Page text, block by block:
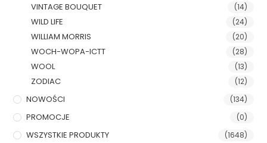
VINTAGE BOUQUET (14)
WILD LIFE (24)
WILLIAM MORRIS (20)
WOCH-WOPA-ICTT (28)
WOOL (13)
ZODIAC (12)
NOWOŚCI (134)
PROMOCJE (0)
WSZYSTKIE PRODUKTY (1648)